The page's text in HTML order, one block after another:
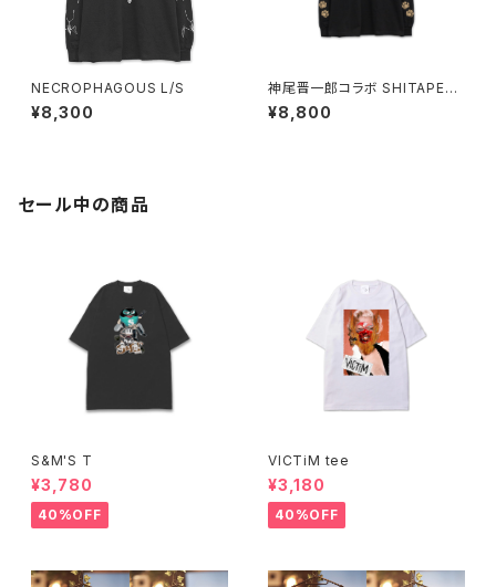
NECROPHAGOUS L/S
¥8,300
神尾晋一郎コラボ SHITAPER
O Borzoi L/S
¥8,800
セール中の商品
S&M'S T
¥3,780
40%OFF
VICTiM tee
¥3,180
40%OFF